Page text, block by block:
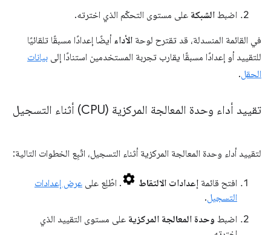
اضبط الشبكة على مستوى التحكّم الذي اخترته.
في القائمة المنسدلة، قد تقترح لوحة الأداء أيضًا إعدادًا مسبقًا تلقائيًا
للتقييد أو إعدادًا مسبقًا يقارب تجربة المستخدمين استنادًا إلى بيانات
الحقل.
تقييد أداء وحدة المعالجة المركزية (CPU) أثناء التسجيل
لتقييد أداء وحدة المعالجة المركزية أثناء التسجيل، اتّبِع الخطوات التالية:
افتح قائمة إعدادات الالتقاط . اطّلِع على عرض إعدادات
التسجيل.
اضبط وحدة المعالجة المركزية على مستوى التقييد الذي